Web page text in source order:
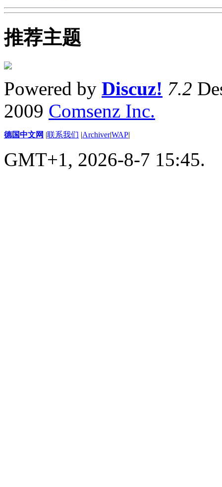
推荐主题
Powered by Discuz! 7.2
2009 Comsenz Inc.
德国中文网 |联系我们 |Archiver|WAP|
GMT+1, 2026-8-7 15:45.